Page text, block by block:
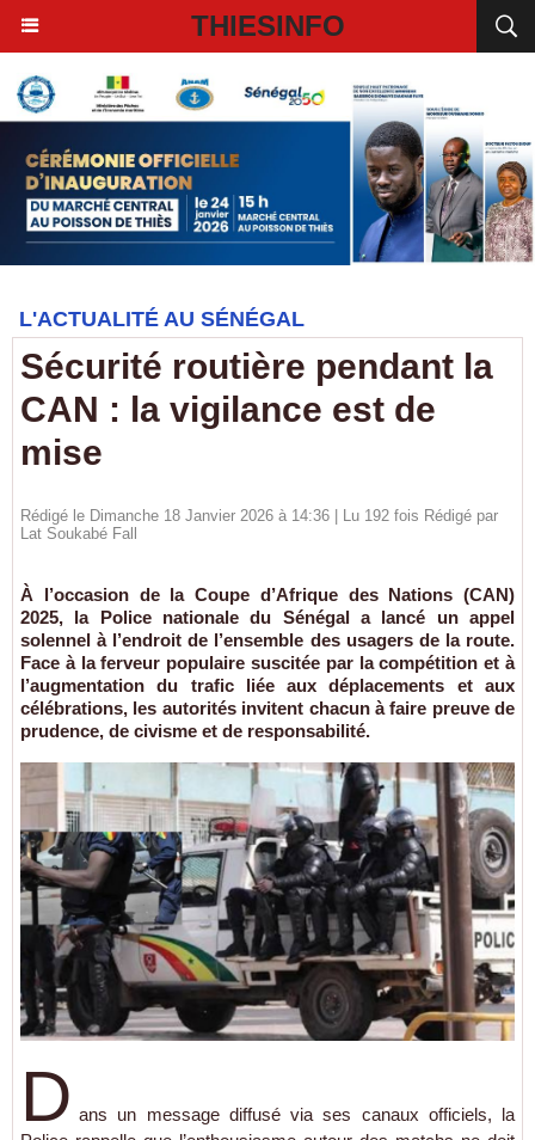
THIESINFO
L'ACTUALITÉ AU SÉNÉGAL
Sécurité routière pendant la
CAN : la vigilance est de
mise
Rédigé le Dimanche 18 Janvier 2026 à 14:36 | Lu 192 fois Rédigé par
Lat Soukabé Fall
À l’occasion de la Coupe d’Afrique des Nations (CAN)
2025, la Police nationale du Sénégal a lancé un appel
solennel à l’endroit de l’ensemble des usagers de la route.
Face à la ferveur populaire suscitée par la compétition et à
l’augmentation du trafic liée aux déplacements et aux
célébrations, les autorités invitent chacun à faire preuve de
prudence, de civisme et de responsabilité.
D ans un message diffusé via ses canaux officiels, la